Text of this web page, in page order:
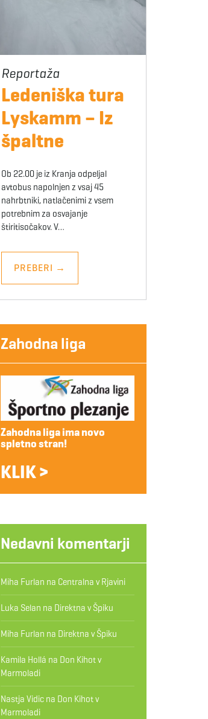
Ledeniška tura
Lyskamm – Iz
špaltne
Ob 22.00 je iz Kranja odpeljal
avtobus napolnjen z vsaj 45
nahrbtniki, natlačenimi z vsem
potrebnim za osvajanje
štiritisočakov. V…
PREBERI →
Zahodna liga
Zahodna liga ima novo
spletno stran!
KLIK >
Nedavni komentarji
Miha Furlan na Centralna v Rjavini
Luka Selan na Direktna v Špiku
Miha Furlan na Direktna v Špiku
Kamila Hollá na Don Kihot v
Marmoladi
Nastja Vidicna Don Kihot v
Marmoladi